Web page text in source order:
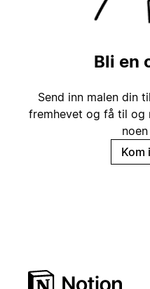
Bli en
Send inn malen din
fremhevet og få til og
Kom